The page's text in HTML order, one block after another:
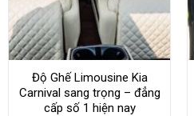
Độ Ghế Limousine Kia
Carnival sang trọng – đẳng
cấp số 1 hiện nay